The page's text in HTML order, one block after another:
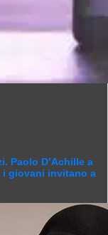
Paolo D’Achille a
i giovani invitano a